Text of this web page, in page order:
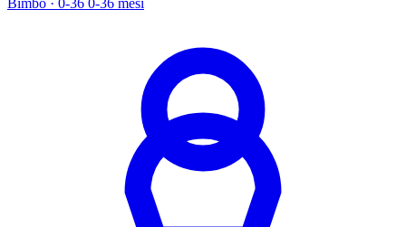
Bimbo · 0-36 0-36 mesi